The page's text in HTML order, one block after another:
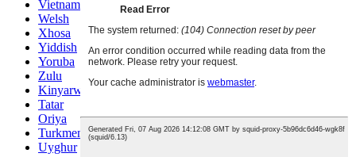
Vietnamese
Welsh
Xhosa
Yiddish
Yoruba
Zulu
Kinyarwanda
Tatar
Oriya
Turkmen
Uyghur